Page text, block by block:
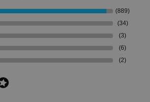
(889)
(34)
(3)
(6)
(2)